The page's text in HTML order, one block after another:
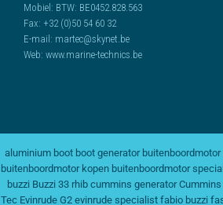
Mobiel: BTW: BE0452.828.563
Fax: +32 (0)50 54 60 32
E-mail: martec@skynet.be
Web: www.marine-technics.be
aluminium boot boot generator buitenboordmotor
buitenboordmotor kopen buitenboordmotor
buzzi Buzzi 33 rhib cummins generator
Tec Evinrude G2 evinrude specialist fabio buzzi